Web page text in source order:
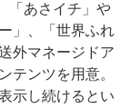
「あさイチ」や
」、「世界ふれ
外マネージドア
テンツを用意。
示し続けるとい